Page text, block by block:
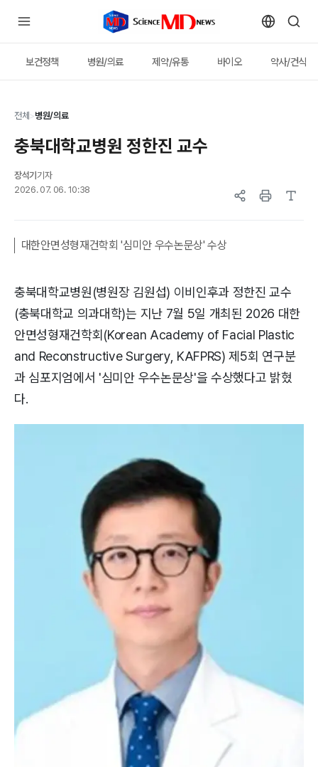
보건정책 병원/의료 제약/유통 바이오 약사/건식
전체 >병원/의료
충북대학교병원 정한진 교수
장석기기자
2026. 07. 06. 10:38
대한안면성형재건학회 '심미안 우수논문상' 수상
충북대학교병원(병원장 김원섭) 이비인후과 정한진 교수
(충북대학교 의과대학)는 지난 7월 5일 개최된 2026 대한
안면성형재건학회(Korean Academy of Facial Plastic
and Reconstructive Surgery, KAFPRS) 제5회 연구분
과 심포지엄에서 '심미안 우수논문상'을 수상했다고 밝혔
다.